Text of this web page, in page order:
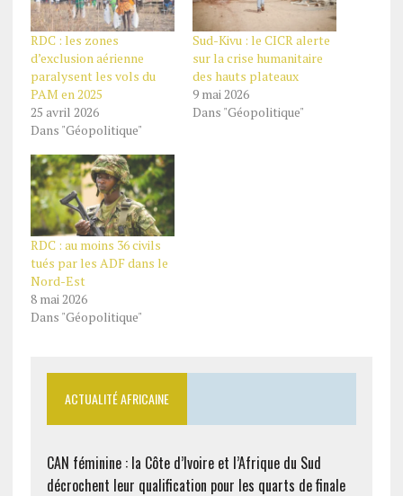
RDC : les zones
d’exclusion aérienne
paralysent les vols du
PAM en 2025
25 avril 2026
Dans "Géopolitique"
Sud-Kivu : le CICR alerte
sur la crise humanitaire
des hauts plateaux
9 mai 2026
Dans "Géopolitique"
RDC : au moins 36 civils
tués par les ADF dans le
Nord-Est
8 mai 2026
Dans "Géopolitique"
ACTUALITÉ AFRICAINE
CAN féminine : la Côte d’Ivoire et l’Afrique du Sud
décrochent leur qualification pour les quarts de finale